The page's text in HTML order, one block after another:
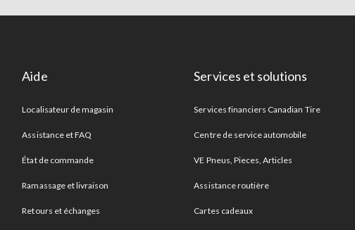
Aide
Localisateur de magasin
Assistance et FAQ
État de commande
Ramassage et livraison
Retours et échanges
Services et solutions
Services financiers Canadian Tire
Centre de service automobile
VE Pneus, Pieces, Articles
Assistance routière
Cartes cadeaux